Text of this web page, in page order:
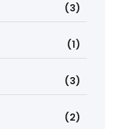
(3)
(1)
(3)
(2)